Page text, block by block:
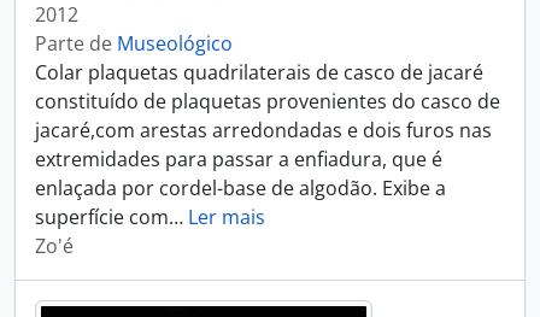
2012
Parte de Museológico
Colar plaquetas quadrilaterais de casco de jacaré
constituído de plaquetas provenientes do casco de
jacaré,com arestas arredondadas e dois furos nas
extremidades para passar a enfiadura, que é
enlaçada por cordel-base de algodão. Exibe a
superfície com… Ler mais
Zo'é